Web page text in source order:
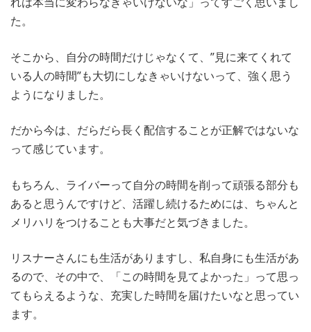
た。
そこから、自分の時間だけじゃなくて、”見に来てくれて
いる人の時間”も大切にしなきゃいけないって、強く思う
ようになりました。
だから今は、だらだら長く配信することが正解ではないな
って感じています。
もちろん、ライバーって自分の時間を削って頑張る部分も
あると思うんですけど、活躍し続けるためには、ちゃんと
メリハリをつけることも大事だと気づきました。
リスナーさんにも生活がありますし、私自身にも生活があ
るので、その中で、「この時間を見てよかった」って思っ
てもらえるような、充実した時間を届けたいなと思ってい
ます。